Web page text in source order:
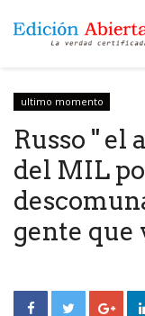
ultimo momento
Russo " el
del MIL
gente que